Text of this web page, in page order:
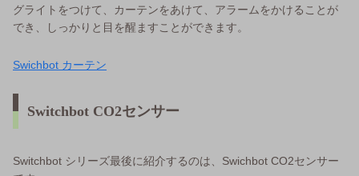
グライトをつけて、カーテンをあけて、アラームをかけることが
でき、しっかりと目を醒ますことができます。
Swichbot カーテン
Switchbot CO2センサー
Switchbot シリーズ最後に紹介するのは、Swichbot CO2センサー